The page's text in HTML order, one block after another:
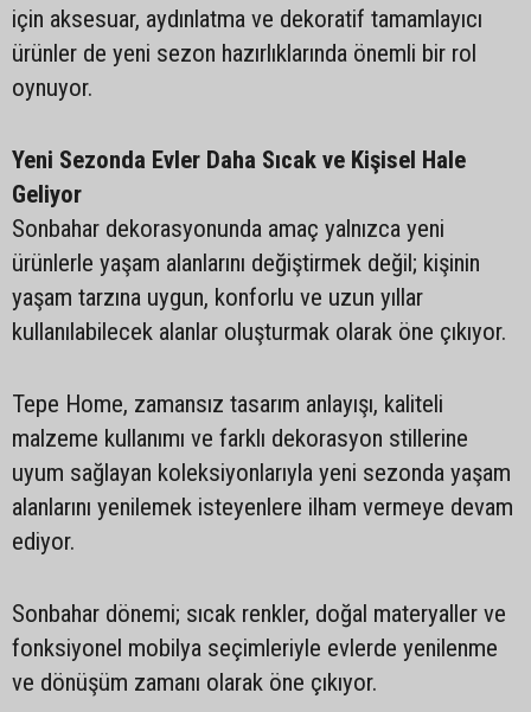
için aksesuar, aydınlatma ve dekoratif tamamlayıcı
ürünler de yeni sezon hazırlıklarında önemli bir rol
oynuyor.
Yeni Sezonda Evler Daha Sıcak ve Kişisel Hale
Geliyor
Sonbahar dekorasyonunda amaç yalnızca yeni
ürünlerle yaşam alanlarını değiştirmek değil; kişinin
yaşam tarzına uygun, konforlu ve uzun yıllar
kullanılabilecek alanlar oluşturmak olarak öne çıkıyor.
Tepe Home, zamansız tasarım anlayışı, kaliteli
malzeme kullanımı ve farklı dekorasyon stillerine
uyum sağlayan koleksiyonlarıyla yeni sezonda yaşam
alanlarını yenilemek isteyenlere ilham vermeye devam
ediyor.
Sonbahar dönemi; sıcak renkler, doğal materyaller ve
fonksiyonel mobilya seçimleriyle evlerde yenilenme
ve dönüşüm zamanı olarak öne çıkıyor.